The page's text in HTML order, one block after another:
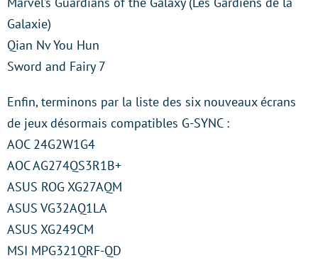
Galaxie)
Qian Nv You Hun
Sword and Fairy 7
Enfin, terminons par la liste des six nouveaux écrans
de jeux désormais compatibles G-SYNC :
AOC 24G2W1G4
AOC AG274QS3R1B+
ASUS ROG XG27AQM
ASUS VG32AQ1LA
ASUS XG249CM
MSI MPG321QRF-QD